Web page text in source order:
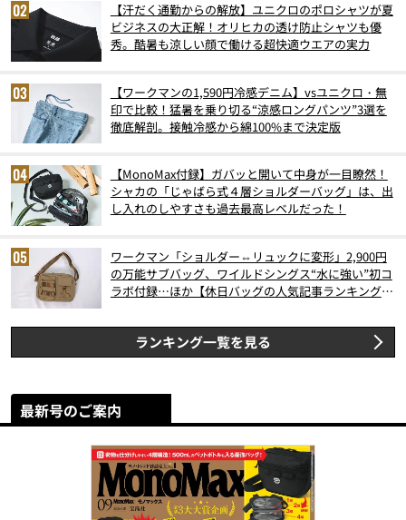
【汗だく通勤からの解放】ユニクロのポロシャツが夏
ビジネスの大正解！オリヒカの透け防止シャツも優
秀。酷暑も涼しい顔で働ける超快適ウエアの実力
【ワークマンの1,590円冷感デニム】vsユニクロ・無
印で比較！猛暑を乗り切る“涼感ロングパンツ”3選を
徹底解剖。接触冷感から綿100%まで決定版
【MonoMax付録】ガバッと開いて中身が一目瞭然！
シャカの「じゃばら式４層ショルダーバッグ」は、出
し入れのしやすさも過去最高レベルだった！
ワークマン「ショルダー⇔リュックに変形」2,900円
の万能サブバッグ、ワイルドシングス“水に強い”初コ
ラボ付録…ほか【休日バッグの人気記事ランキングベ
ランキング一覧を見る
最新号のご案内